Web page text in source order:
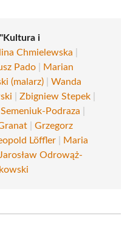
i
Chmielewska
Pado
Marian
(malarz)
Wanda
Zbigniew Stepek
Podraza
Grzegorz
Löffler
Maria
Jarosław Odrowąż-